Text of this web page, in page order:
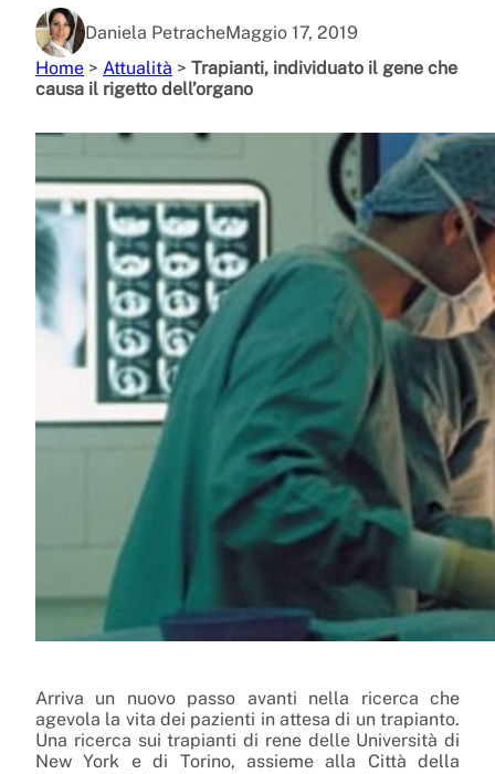
Daniela PetracheMaggio 17, 2019
Home > Attualità > Trapianti, individuato il gene che
causa il rigetto dell’organo
Arriva un nuovo passo avanti nella ricerca che
agevola la vita dei pazienti in attesa di un trapianto.
Una ricerca sui trapianti di rene delle Università di
New York e di Torino, assieme alla Città della